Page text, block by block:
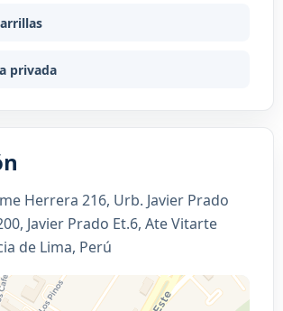
privada
Herrera 216, Urb. Javier Prado
Javier Prado Et.6, Ate Vitarte
de Lima, Perú